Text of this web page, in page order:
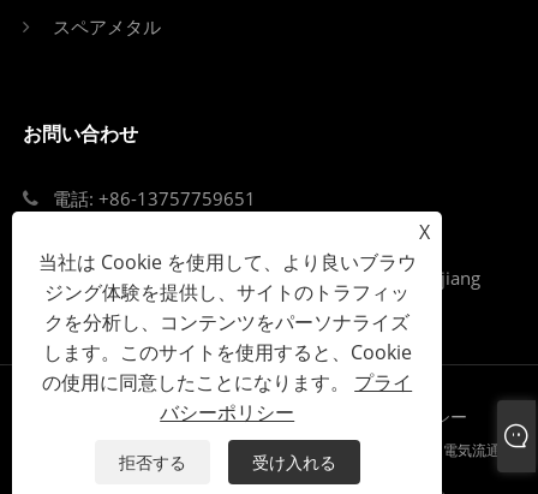
スペアメタル
お問い合わせ
電話: +86-13757759651
Add: ルーキアオストリート、オウハイ地区、Zejiang
省、Wenzhou市
Sitemap RSS XML プライバシーポリシー
Copyright©2023 Zhejiang Singi Electrical LLC-回路ブレーカー、電気流通シ
ステム、ジャンクションボックス - All Rights Reserved。
X
当社は Cookie を使用して、より良いブラウ
ジング体験を提供し、サイトのトラフィッ
クを分析し、コンテンツをパーソナライズ
します。このサイトを使用すると、Cookie
の使用に同意したことになります。 プライ
バシーポリシー
拒否する 受け入れる